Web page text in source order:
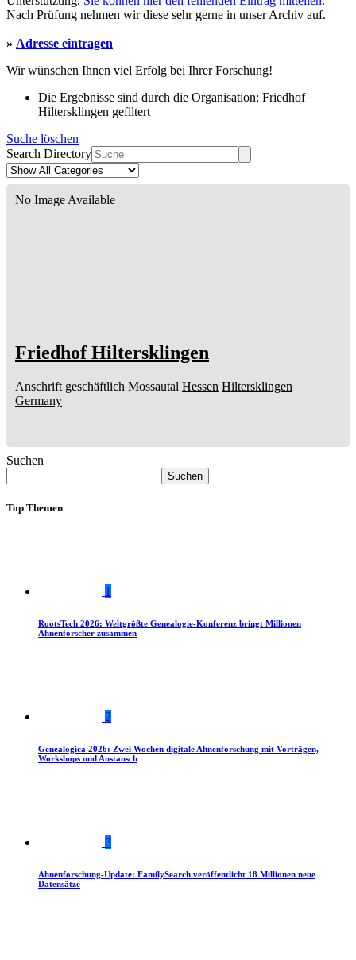
Nach Prüfung nehmen wir diese sehr gerne in unser Archiv auf.
» Adresse eintragen
Wir wünschen Ihnen viel Erfolg bei Ihrer Forschung!
Die Ergebnisse sind durch die Organisation: Friedhof
Hiltersklingen gefiltert
Suche löschen
Search Directory
No Image Available
Friedhof Hiltersklingen
Anschrift geschäftlich Mossautal Hessen Hiltersklingen
Germany
Suchen
Suchen
Top Themen
1
RootsTech 2026: Weltgrößte Genealogie-Konferenz bringt Millionen
Ahnenforscher zusammen
2
Genealogica 2026: Zwei Wochen digitale Ahnenforschung mit Vorträgen,
Workshops und Austausch
3
Ahnenforschung-Update: FamilySearch veröffentlicht 18 Millionen neue
Datensätze